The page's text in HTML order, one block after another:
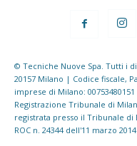
© Tecniche Nuove Spa. Tutti i
20157 Milano | Codice fiscale,
imprese di Milano: 00753480151
Registrazione Tribunale di
registrata presso il Tribunale di
ROC n. 24344 dell'11 marzo 2014